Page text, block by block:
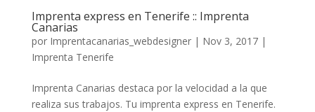
Imprenta express en Tenerife :: Imprenta
Canarias
por Imprentacanarias_webdesigner| Nov 3, 2017|
Imprenta Tenerife
Imprenta Canarias destaca por la velocidad a la que
realiza sus trabajos. Tu imprenta express en Tenerife.